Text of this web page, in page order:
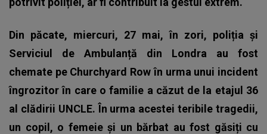
Din păcate, miercuri, 27 mai, în zori, poliția și
Serviciul de Ambulanță din Londra au fost
chemate pe Churchyard Row în urma unui incident
îngrozitor în care o familie a căzut de la etajul 36
al clădirii UNCLE. În urma acestei teribile tragedii,
un copil, o femeie și un bărbat au fost găsiți cu